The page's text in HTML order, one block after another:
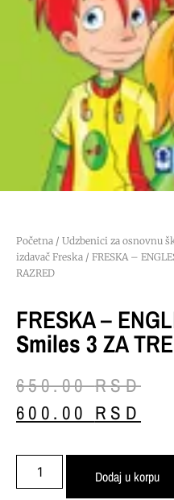
Početna / Udzbenici za osnovnu
izdavač Freska / FRESKA –
RAZRED
FRESKA –
Smiles 3 ZA
650.00RSD
600.00 RSD
Dodaj u korpu